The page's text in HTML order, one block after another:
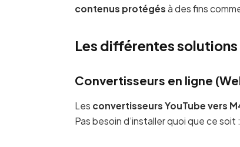
contenus protégés à des fins
Les différentes
Convertisseurs en ligne
Les convertisseurs YouTube vers
Pas besoin d’installer quoi que ce soit